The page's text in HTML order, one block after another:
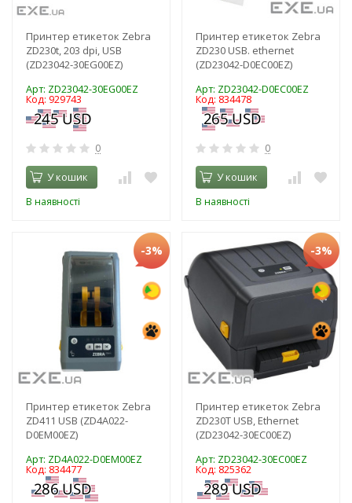
Принтер етикеток Zebra
ZD230t, 203 dpi, USB
(ZD23042-30EG00EZ)
Арт: ZD23042-30EG00EZ
Код: 929743
0
У кошик
В наявності
Принтер етикеток Zebra
ZD230 USB. ethernet
(ZD23042-D0EC00EZ)
Арт: ZD23042-D0EC00EZ
Код: 834478
0
У кошик
В наявності
-3%
Принтер етикеток Zebra
ZD411 USB (ZD4A022-
D0EM00EZ)
Арт: ZD4A022-D0EM00EZ
Код: 834477
-3%
Принтер етикеток Zebra
ZD230T USB, Ethernet
(ZD23042-30EC00EZ)
Арт: ZD23042-30EC00EZ
Код: 825362